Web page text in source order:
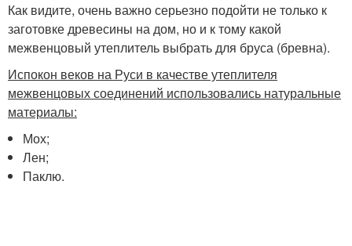
Как видите, очень важно серьезно подойти не только к
заготовке древесины на дом, но и к тому какой
межвенцовый утеплитель выбрать для бруса (бревна).
Испокон веков на Руси в качестве утеплителя
межвенцовых соединений использовались натуральные
материалы:
Мох;
Лен;
Паклю.